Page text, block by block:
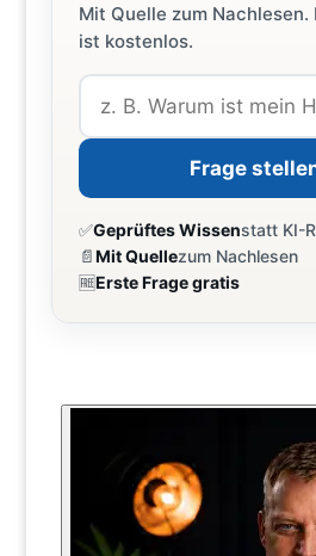
Mit Quelle zum Nachlesen.
ist kostenlos.
Frage
✅Geprüftes Wissenstatt KI-
📄Mit Quellezum Nachlesen
🆓Erste Frage gratis